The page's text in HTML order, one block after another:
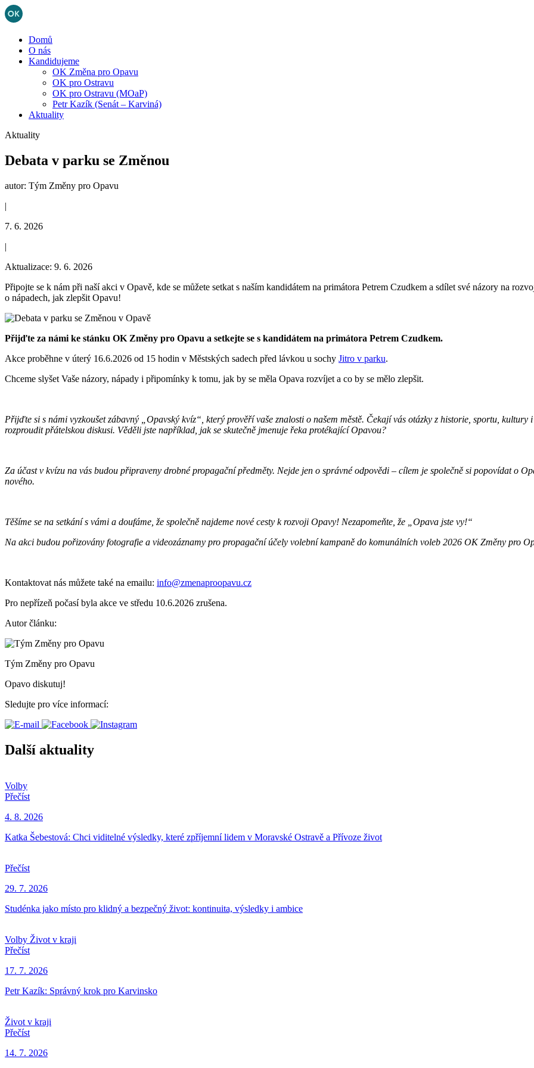
Domů
O nás
Kandidujeme
OK Změna pro Opavu
OK pro Ostravu
OK pro Ostravu (MOaP)
Petr Kazík (Senát – Karviná)
Aktuality
Aktuality
Debata v parku se Změnou
autor: Tým Změny pro Opavu
|
7. 6. 2026
|
Aktualizace: 9. 6. 2026
Připojte se k nám při naší akci v Opavě, kde se můžete setkat s naším kandidátem na primátora Petrem Czudkem a sdílet své názory na
o nápadech, jak zlepšit Opavu!
Přijďte za námi ke stánku OK Změny pro Opavu a setkejte se s kandidátem na primátora Petrem Czudkem.
Akce proběhne v úterý 16.6.2026 od 15 hodin v Městských sadech před lávkou u sochy Jitro v parku.
Chceme slyšet Vaše názory, nápady i připomínky k tomu, jak by se měla Opava rozvíjet a co by se mělo zlepšit.
Přijďte si s námi vyzkoušet zábavný „Opavský kvíz“, který prověří vaše znalosti o našem městě. Čekají vás otázky z historie, sportu,
rozproudit přátelskou diskusi. Věděli jste například, jak se skutečně jmenuje řeka protékající Opavou?
Za účast v kvízu na vás budou připraveny drobné propagační předměty. Nejde jen o správné odpovědi – cílem je společně si popovídat o
nového.
Těšíme se na setkání s vámi a doufáme, že společně najdeme nové cesty k rozvoji Opavy! Nezapomeňte, že „Opava jste vy!“
Na akci budou pořizovány fotografie a videozáznamy pro propagační účely volební kampaně do komunálních voleb 2026 OK Změny pro
Kontaktovat nás můžete také na emailu: info@zmenaproopavu.cz
Pro nepřízeň počasí byla akce ve středu 10.6.2026 zrušena.
Autor článku:
Tým Změny pro Opavu
Opavo diskutuj!
Sledujte pro více informací:
Další aktuality
Volby
Přečíst
4. 8. 2026
Katka Šebestová: Chci viditelné výsledky, které zpříjemní lidem v Moravské Ostravě a Přívoze život
Přečíst
29. 7. 2026
Studénka jako místo pro klidný a bezpečný život: kontinuita, výsledky i ambice
Volby Život v kraji
Přečíst
17. 7. 2026
Petr Kazík: Správný krok pro Karvinsko
Život v kraji
Přečíst
14. 7. 2026